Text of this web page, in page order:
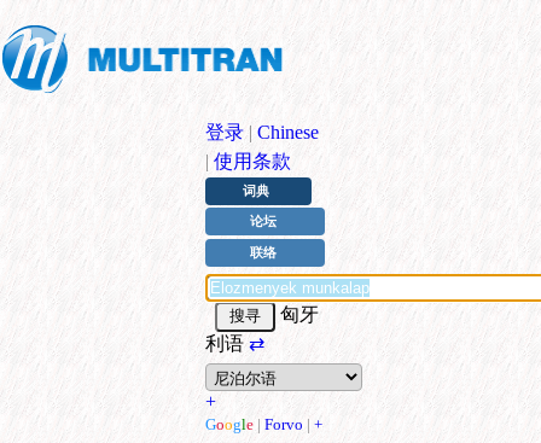
登录 | Chinese
| 使用条款
词典
论坛
联络
匈牙
利语⇄
+
Google | Forvo | +